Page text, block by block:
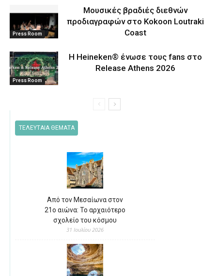
Press Room
Μουσικές βραδιές διεθνών
προδιαγραφών στο Kokoon Loutraki
Coast
Press Room
Η Heineken® ένωσε τους fans στο
Release Athens 2026
ΤΕΛΕΥΤΑΙΑ ΘΕΜΑΤΑ
Από τον Μεσαίωνα στον
21ο αιώνα: Το αρχαιότερο
σχολείο του κόσμου
31 Ιουλίου 2026